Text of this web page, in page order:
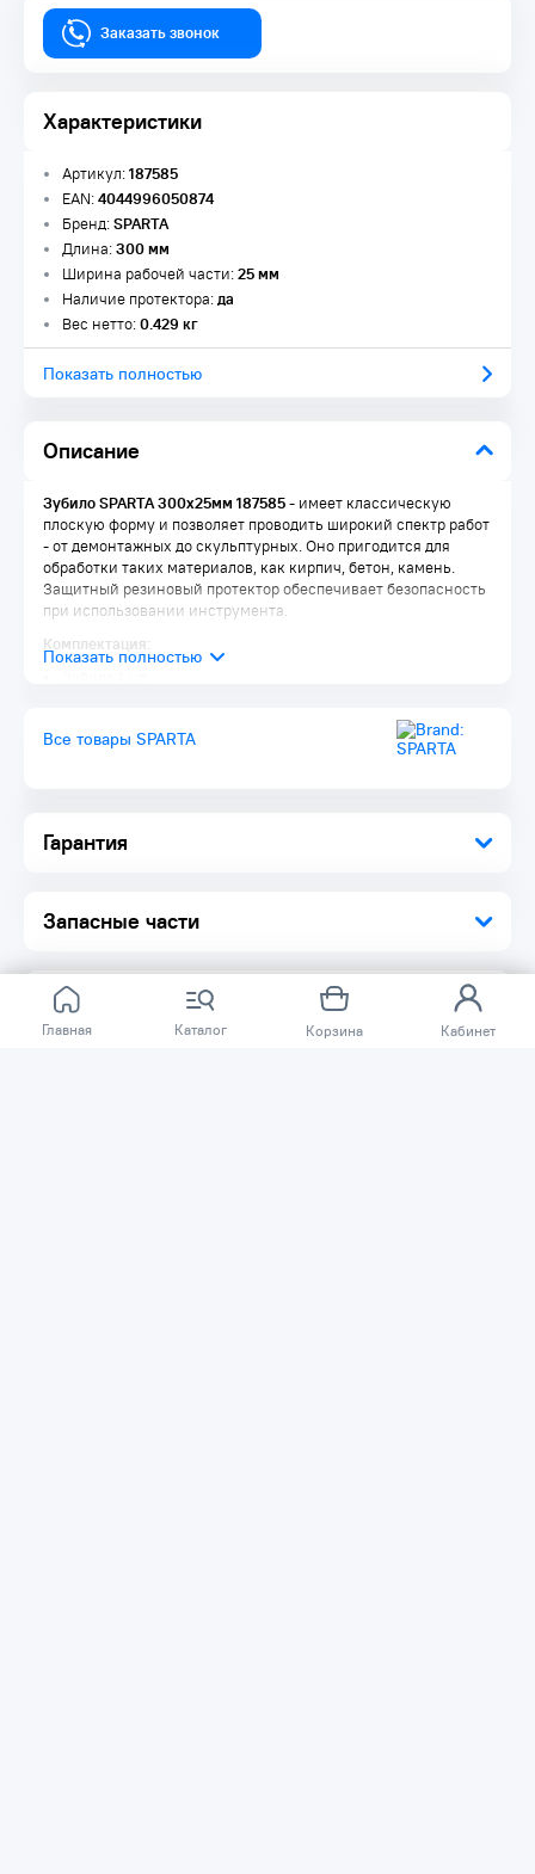
Главная Каталог Корзина Кабинет
Заказать звонок
Характеристики
Описание
Гарантия
Запасные части
Артикул:187585
EAN:4044996050874
Бренд:SPARTA
Длина:300 мм
Ширина рабочей части:25 мм
Наличие протектора:да
Вес нетто:0.429 кг
Показать полностью
Зубило SPARTA 300х25мм 187585- имеет классическую
плоскую форму и позволяет проводить широкий спектр работ
- от демонтажных до скульптурных. Оно пригодится для
обработки таких материалов, как кирпич, бетон, камень.
Защитный резиновый протектор обеспечивает безопасность
при использовании инструмента.
Комплектация:
Все товары SPARTA